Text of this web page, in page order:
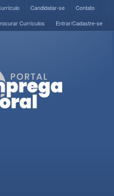
Candidatar-se
Contato
Entrar/Cadastre-se
Currículos